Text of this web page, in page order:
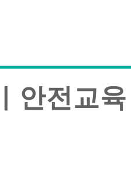
안전교육